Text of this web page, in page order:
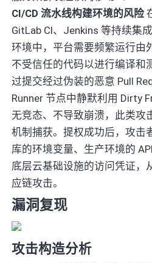
CI/CD 流水线构建环境的风险
GitLab CI、Jenkins 等持续集
环境中，平台需要频繁运行由
不受信任的代码以进行编译和
过提交经过伪装的恶意 Pull
Runner 节点中静默利用 Dirty
无竞态、不导致崩溃，此类攻
机制捕获。提权成功后，攻击
库的环境变量、生产环境的
底层云基础设施的访问凭证，
应链攻击。
漏洞复现
攻击构造分析